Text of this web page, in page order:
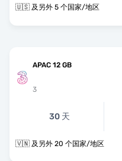
🇺🇸 及另外 5 个国家/地区
APAC 12 GB
3
30 天
🇻🇳 及另外 20 个国家/地区